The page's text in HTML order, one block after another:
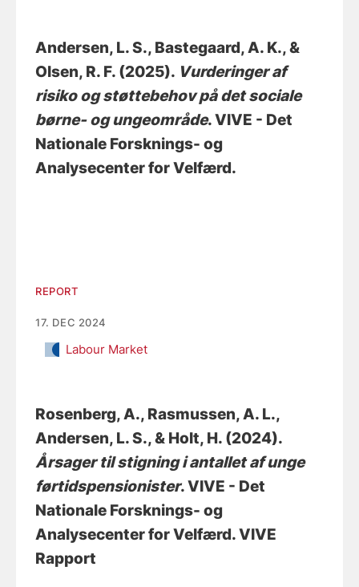
Andersen, L. S., Bastegaard, A. K., &
Olsen, R. F. (2025). Vurderinger af
risiko og støttebehov på det sociale
børne- og ungeområde. VIVE - Det
Nationale Forsknings- og
Analysecenter for Velfærd.
REPORT
17. DEC 2024
Labour Market
Rosenberg, A., Rasmussen, A. L.,
Andersen, L. S., & Holt, H. (2024).
Årsager til stigning i antallet af unge
førtidspensionister. VIVE - Det
Nationale Forsknings- og
Analysecenter for Velfærd. VIVE
Rapport